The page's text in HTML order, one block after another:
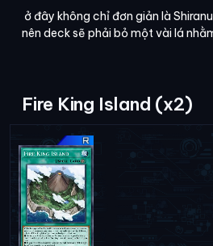
ở đây không chỉ đơn giản là
nên deck sẽ phải bỏ một vài lá
Fire King Island (x2)